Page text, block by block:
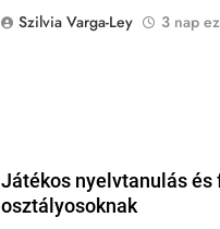
Szilvia Varga-Ley
3 nap
Játékos nyelvtanulás
osztályosoknak